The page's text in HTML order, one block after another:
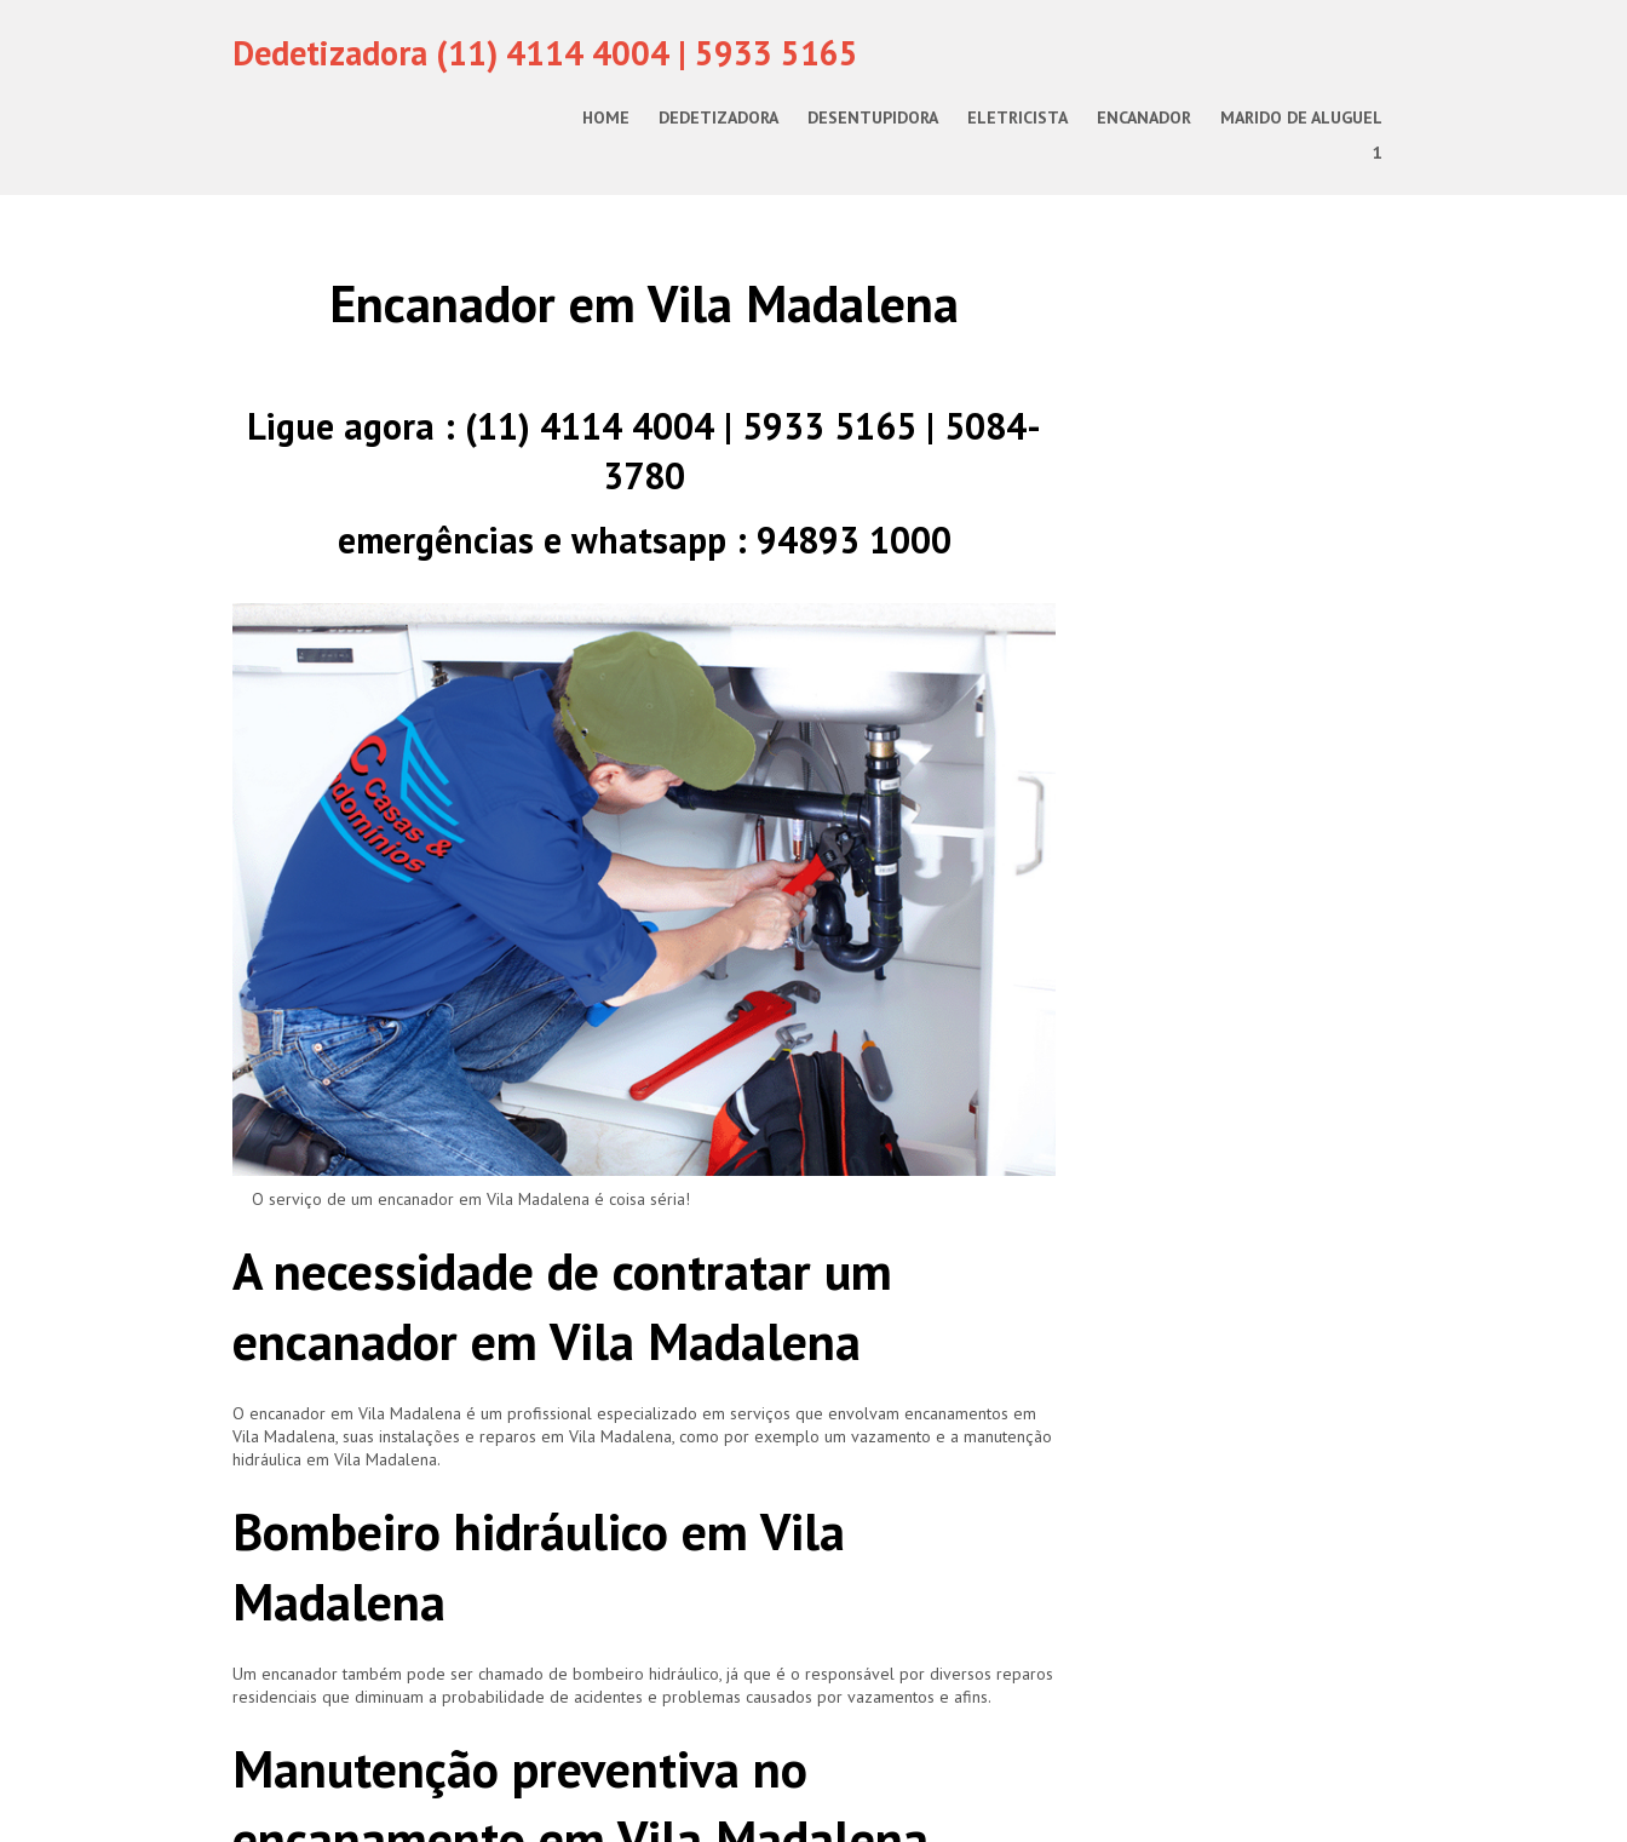
Dedetizadora (11) 4114 4004 | 5933 5165
HOME DEDETIZADORA DESENTUPIDORA ELETRICISTA ENCANADOR
MARIDO DE ALUGUEL
1
Encanador em Vila Madalena
Ligue agora : (11) 4114 4004 | 5933 5165 | 5084-
3780
emergências e whatsapp : 94893 1000
O serviço de um encanador em Vila Madalena é coisa séria!
A necessidade de contratar um
encanador em Vila Madalena
O encanador em Vila Madalena é um profissional especializado em serviços que envolvam encanamentos em
Vila Madalena, suas instalações e reparos em Vila Madalena, como por exemplo um vazamento e a manutenção
hidráulica em Vila Madalena.
Bombeiro hidráulico em Vila
Madalena
Um encanador também pode ser chamado de bombeiro hidráulico, já que é o responsável por diversos reparos
residenciais que diminuam a probabilidade de acidentes e problemas causados por vazamentos e afins.
Manutenção preventiva no